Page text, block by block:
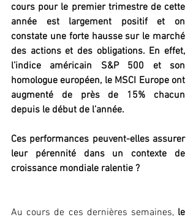
cours pour le premier trimestre de cette
année est largement positif et on
constate une forte hausse sur le marché
des actions et des obligations. En effet,
l’indice américain S&P 500 et son
homologue européen, le MSCI Europe ont
augmenté de près de 15% chacun
depuis le début de l’année.
Ces performances peuvent-elles assurer
leur pérennité dans un contexte de
croissance mondiale ralentie ?
Au cours de ces dernières semaines, le